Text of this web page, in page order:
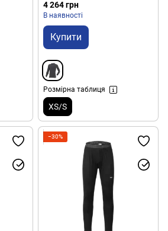
4 264 грн
В наявності
Купити
Розмірна таблиця
XS/S
−30%